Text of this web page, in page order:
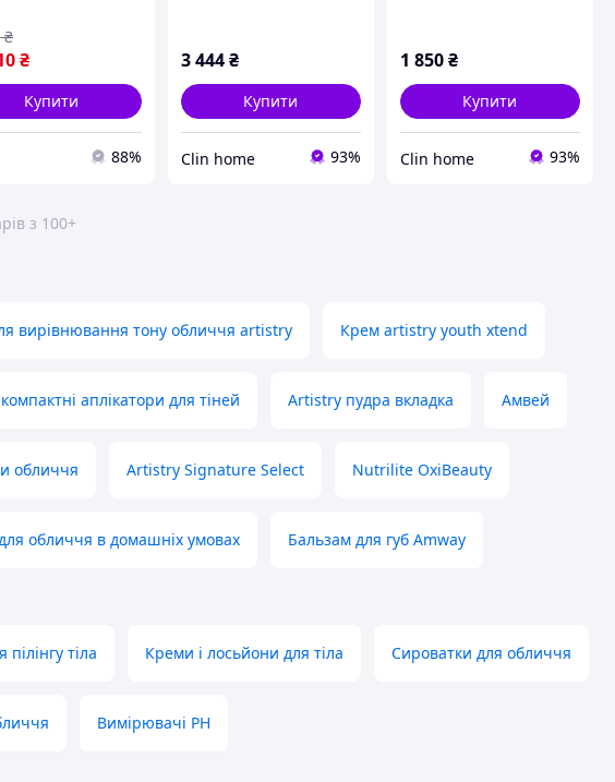
₴
₴
Купити
88%
3 444 ₴
Купити
Clin home 93%
1 850₴
Купити
Clin home 93%
з 100+
вирівнювання тону обличчя artistry Крем artistry youth xtend
аплікатори для тіней Artistry пудра вкладка Амвей
обличчя Artistry Signature Select Nutrilite OxiBeauty
обличчя в домашніх умовах Бальзам для губ Amway
тіла Креми і лосьйони для тіла Сироватки для обличчя
Вимірювачі PH